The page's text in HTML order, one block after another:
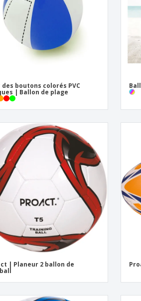
des boutons colorés PVC
| Ballon de plage
| Planeur 2 ballon de